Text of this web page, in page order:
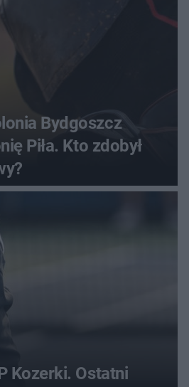
Bydgoszcz
Piła. Kto zdobył
Kozerki. Ostatni